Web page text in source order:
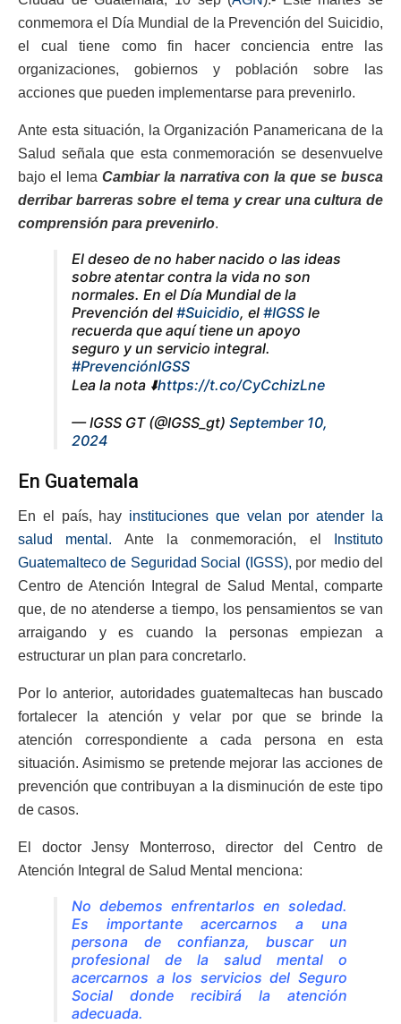
conmemora el Día Mundial de la Prevención del Suicidio,
el cual tiene como fin hacer conciencia entre las
organizaciones, gobiernos y población sobre las
acciones que pueden implementarse para prevenirlo.
Ante esta situación, la Organización Panamericana de la
Salud señala que esta conmemoración se desenvuelve
bajo el lema Cambiar la narrativa con la que se busca
derribar barreras sobre el tema y crear una cultura de
comprensión para prevenirlo.
El deseo de no haber nacido o las ideas
sobre atentar contra la vida no son
normales. En el Día Mundial de la
Prevención del #Suicidio, el #IGSS le
recuerda que aquí tiene un apoyo
seguro y un servicio integral.
#PrevenciónIGSS
Lea la nota ⬇️https://t.co/CyCchizLne
— IGSS GT (@IGSS_gt) September 10,
2024
En Guatemala
En el país, hay instituciones que velan por atender la
salud mental. Ante la conmemoración, el
Instituto
Guatemalteco de Seguridad Social (IGSS), por medio del
Centro de Atención Integral de Salud Mental, comparte
que, de no atenderse a tiempo, los pensamientos se van
arraigando y es cuando la personas empiezan a
estructurar un plan para concretarlo.
Por lo anterior, autoridades guatemaltecas han buscado
fortalecer la atención y velar por que se brinde la
atención correspondiente a cada persona en esta
situación. Asimismo se pretende mejorar las acciones de
prevención que contribuyan a la disminución de este tipo
de casos.
El doctor Jensy Monterroso, director del Centro de
Atención Integral de Salud Mental menciona:
No debemos enfrentarlos en soledad.
Es importante acercarnos a una
persona de confianza, buscar un
profesional de la salud mental o
acercarnos a los servicios del Seguro
Social donde recibirá la atención
adecuada.